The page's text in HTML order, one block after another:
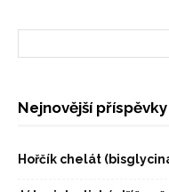
Nejnovější příspěvky
Hořčík chelát